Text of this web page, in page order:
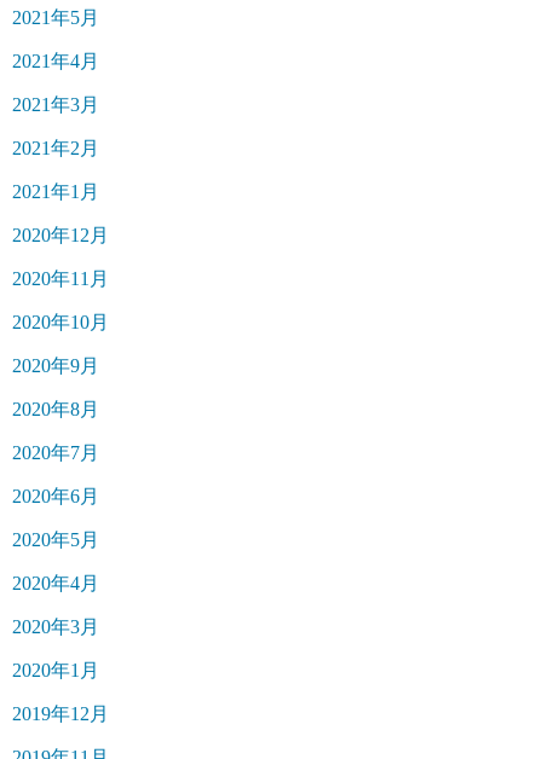
2021年5月
2021年4月
2021年3月
2021年2月
2021年1月
2020年12月
2020年11月
2020年10月
2020年9月
2020年8月
2020年7月
2020年6月
2020年5月
2020年4月
2020年3月
2020年1月
2019年12月